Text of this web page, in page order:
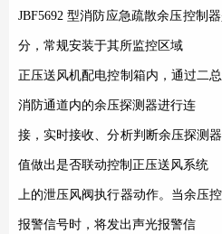
JBF5692型消防应急疏散余压控制
分，常规安装于其所监控区域
正压送风机配电控制箱内，通过二
消防通道内的余压探测器进行连
接，实时接收、分析判断余压探测
值做出是否联动控制正压送风系统
上的泄压风阀执行器动作。当余压
报警信号时，将发出声光报警信